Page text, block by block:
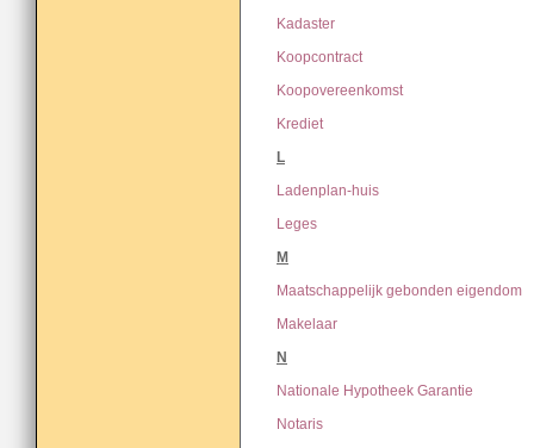
Kadaster
Koopcontract
Koopovereenkomst
Krediet
L
Ladenplan-huis
Leges
M
Maatschappelijk gebonden eigendom
Makelaar
N
Nationale Hypotheek Garantie
Notaris